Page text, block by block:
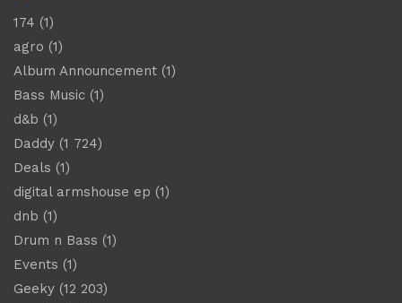
174 (1)
agro (1)
Album Announcement (1)
Bass Music (1)
d&b (1)
Daddy (1 724)
Deals (1)
digital armshouse ep (1)
dnb (1)
Drum n Bass (1)
Events (1)
Geeky (12 203)